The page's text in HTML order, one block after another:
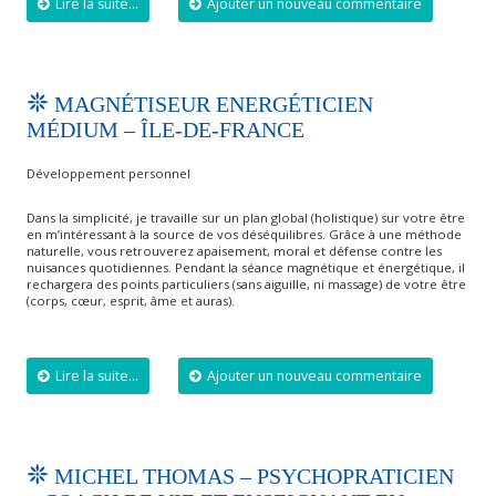
Lire la suite... Ajouter un nouveau commentaire
MAGNÉTISEUR ENERGÉTICIEN
MÉDIUM – ÎLE-DE-FRANCE
Développement personnel
Dans la simplicité, je travaille sur un plan global (holistique) sur votre être
en m’intéressant à la source de vos déséquilibres. Grâce à une méthode
naturelle, vous retrouverez apaisement, moral et défense contre les
nuisances quotidiennes. Pendant la séance magnétique et énergétique, il
rechargera des points particuliers (sans aiguille, ni massage) de votre être
(corps, cœur, esprit, âme et auras).
Lire la suite... Ajouter un nouveau commentaire
MICHEL THOMAS – PSYCHOPRATICIEN